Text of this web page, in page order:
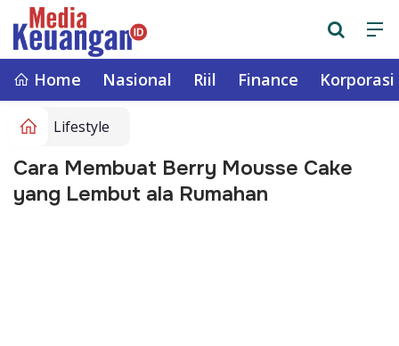
Home Nasional Riil Finance Korporasi
Lifestyle
Cara Membuat Berry Mousse Cake
yang Lembut ala Rumahan